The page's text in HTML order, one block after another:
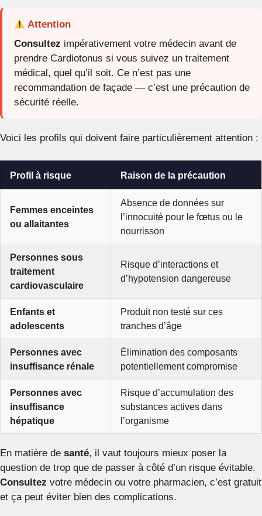
Attention
Consultez impérativement votre médecin avant de
prendre Cardiotonus si vous suivez un traitement
médical, quel qu’il soit. Ce n’est pas une
recommandation de façade — c’est une précaution de
sécurité réelle.
Voici les profils qui doivent faire particulièrement attention :
Profil à risque Raison de la précaution
Femmes enceintes
ou allaitantes
Absence de données sur
l’innocuité pour le fœtus ou le
nourrisson
Personnes sous
traitement
cardiovasculaire
Risque d’interactions et
d’hypotension dangereuse
Enfants et
adolescents
Produit non testé sur ces
tranches d’âge
Personnes avec
insuffisance rénale
Élimination des composants
potentiellement compromise
Personnes avec
insuffisance
hépatique
Risque d’accumulation des
substances actives dans
l’organisme
En matière de santé, il vaut toujours mieux poser la
question de trop que de passer à côté d’un risque évitable.
Consultez votre médecin ou votre pharmacien, c’est gratuit
et ça peut éviter bien des complications.